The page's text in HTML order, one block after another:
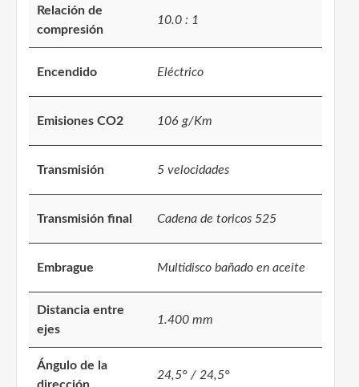
Relación de
compresión
10.0 : 1
Encendido Eléctrico
Emisiones CO2 106 g/Km
Transmisión 5 velocidades
Transmisión final Cadena de toricos 525
Embrague Multidisco bañado en aceite
Distancia entre
ejes
1.400 mm
Ángulo de la
24,5° / 24,5°